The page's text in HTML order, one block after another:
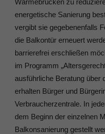
Wärmebrücken zu
energetische Sanierung
vergibt sie gegebenenfalls
die Balkontür erneuert
barrierefrei erschließen
im Programm
ausführliche Beratung über
erhalten Bürger und
Verbraucherzentrale. In
dem Beginn der einzelnen
Balkonsanierung gestellt